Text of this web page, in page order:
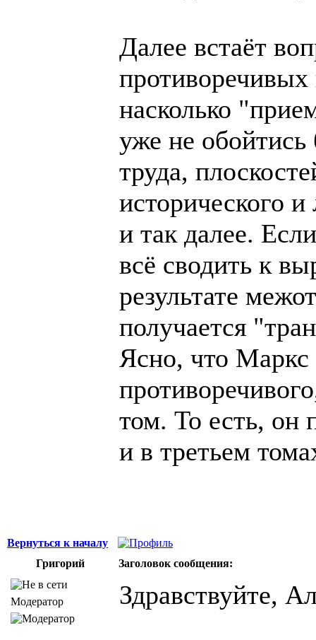
Далее встаёт
насколько
уже не обойтись
труда,
исторического и
и так далее.
всё сводить к
результате
получается
Ясно, что Маркс
том. То есть, он
и в третьем
Вернуться к началу
Григорий
Заголовок сообщения:
Модератор Здравствуйте,